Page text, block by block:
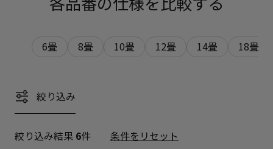
6畳 8畳 10畳 12畳 14畳 18畳
絞り込み
絞り込み結果 6件 条件をリセット